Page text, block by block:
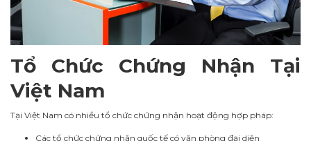
Tổ Chức Chứng Nhận Tại
Việt Nam
Tại Việt Nam có nhiều tổ chức chứng nhận hoạt động hợp pháp:
Các tổ chức chứng nhận quốc tế có văn phòng đại diện